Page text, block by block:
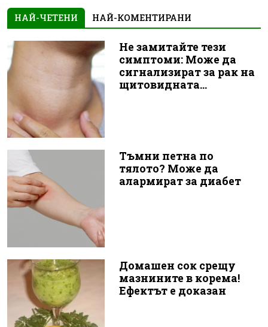
НАЙ-ЧЕТЕНИ НАЙ-КОМЕНТИРАНИ
Не замитайте тези
симптоми: Може да
сигнализират за рак на
щитовидната...
Тъмни петна по
тялото? Може да
алармират за диабет
Домашен сок срещу
мазнините в корема!
Ефектът е доказан